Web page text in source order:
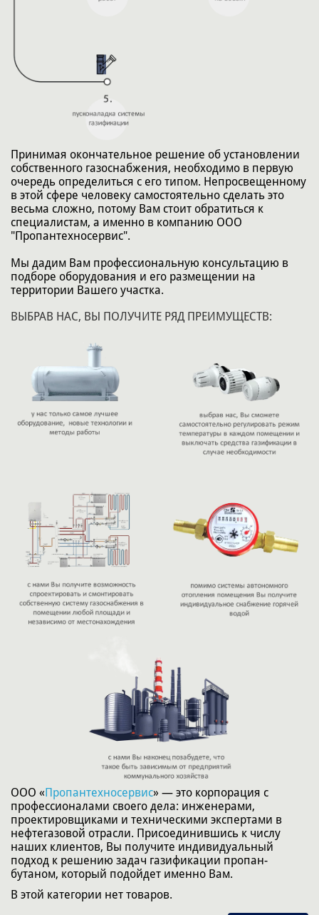
Принимая окончательное решение об установлении
собственного газоснабжения, необходимо в первую
очередь определиться с его типом. Непросвещенному
в этой сфере человеку самостоятельно сделать это
весьма сложно, потому Вам стоит обратиться к
специалистам, а именно в компанию ООО
"Пропантехносервис".
Мы дадим Вам профессиональную консультацию в
подборе оборудования и его размещении на
территории Вашего участка.
ВЫБРАВ НАС, ВЫ ПОЛУЧИТЕ РЯД ПРЕИМУЩЕСТВ:
ООО «Пропантехносервис» — это корпорация с
профессионалами своего дела: инженерами,
проектировщиками и техническими экспертами в
нефтегазовой отрасли. Присоединившись к числу
наших клиентов, Вы получите индивидуальный
подход к решению задач газификации пропан-
бутаном, который подойдет именно Вам.
В этой категории нет товаров.